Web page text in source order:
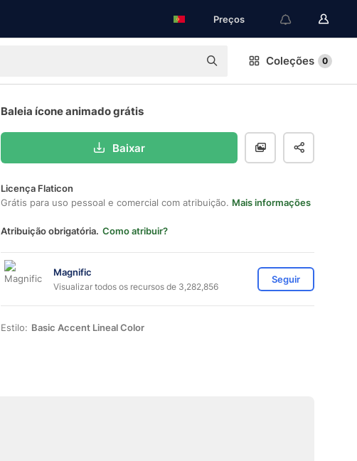
Preços
Coleções 0
Baleia ícone animado grátis
Baixar
Licença Flaticon
Grátis para uso pessoal e comercial com atribuição. Mais informações
Atribuição obrigatória. Como atribuir?
Magnific
Visualizar todos os recursos de 3,282,856
Seguir
Estilo: Basic Accent Lineal Color